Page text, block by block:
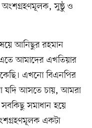
অংশগ্রহণমূলক, সুষ্ঠু ও
আনিছুর রহমান
আমাদের এখতিয়ার
এখনো বিএনপির
যদি আসতে চায়, আমরা
সমাধান হয়ে
একটা